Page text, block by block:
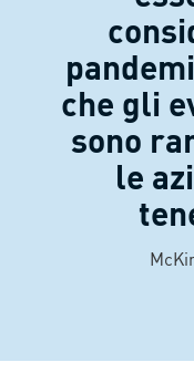
che gli
sono
le